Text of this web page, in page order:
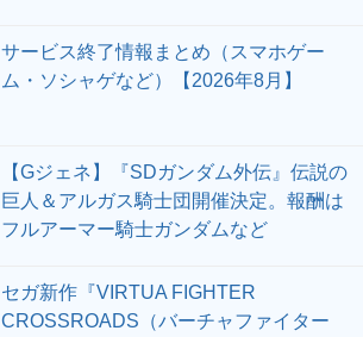
サービス終了情報まとめ（スマホゲー
ム・ソシャゲなど）【2026年8月】
【Gジェネ】『SDガンダム外伝』伝説の
巨人＆アルガス騎士団開催決定。報酬は
フルアーマー騎士ガンダムなど
セガ新作『VIRTUA FIGHTER
CROSSROADS（バーチャファイター